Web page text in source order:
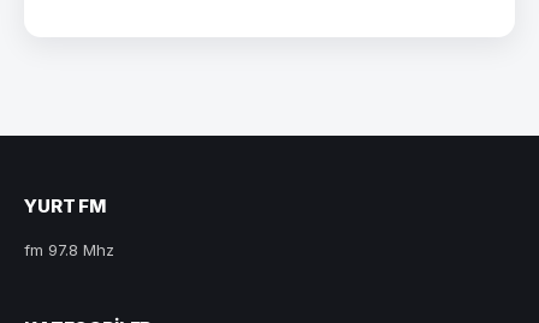
YURT FM
fm 97.8 Mhz